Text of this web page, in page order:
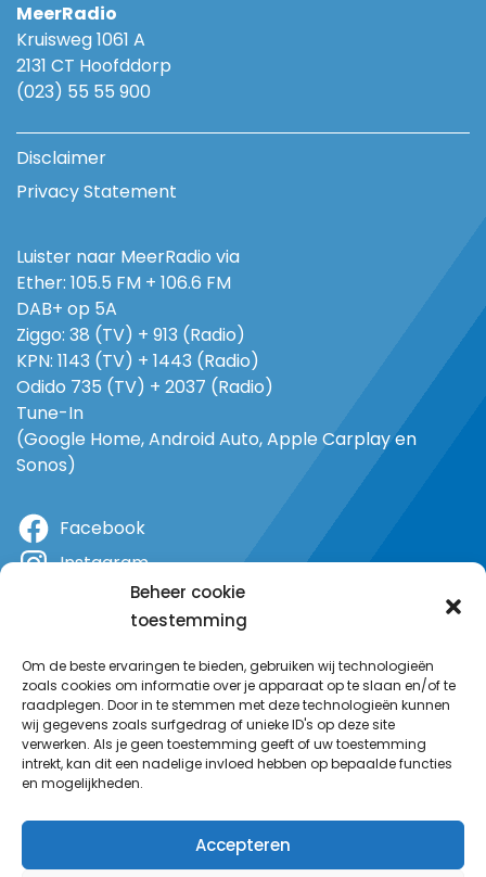
Beheer cookie
toestemming
Om de beste ervaringen te bieden, gebruiken wij technologieën
zoals cookies om informatie over je apparaat op te slaan en/of te
raadplegen. Door in te stemmen met deze technologieën kunnen
wij gegevens zoals surfgedrag of unieke ID's op deze site
verwerken. Als je geen toestemming geeft of uw toestemming
intrekt, kan dit een nadelige invloed hebben op bepaalde functies
en mogelijkheden.
Accepteren
MeerRadio
Kruisweg 1061 A
2131 CT Hoofddorp
(023) 55 55 900
Disclaimer
Privacy Statement
Luister naar MeerRadio via
Ether: 105.5 FM + 106.6 FM
DAB+ op 5A
Ziggo: 38 (TV) + 913 (Radio)
KPN: 1143 (TV) + 1443 (Radio)
Odido 735 (TV) + 2037 (Radio)
Tune-In
(Google Home, Android Auto, Apple Carplay en
Sonos)
Facebook
Instagram
YouTube